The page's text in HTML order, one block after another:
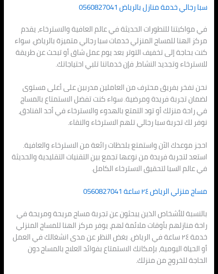
سبا رجالي خدمة منازل بالرياض 0560827041
في مواكبتنا للتطورات الحديثة في عالم العافية والاسترخاء، يقدم
مركز الهنا للمساج المنزلي خدمات سبا رجالي متميزة بالرياض. سواء
كنت بحاجة إلى تخفيف التوتر بعد يوم عمل شاق أو تبحث عن طريقة
للاسترخاء وتجديد النشاط، فإن خدماتنا تلبي احتياجاتك.
نحن نفخر بفريق محترف من العاملين مدربين على أعلى مستوى
لضمان تجربة فريدة ومرضية. سواء كنت تفضل الاستمتاع بالمساج
في راحة منزلك أو تود التمتع بالهدوء والاسترخاء في أحد الفنادق،
نوفر لك تجربة سبا رجالي تلهم الاسترخاء والنقاء.
احجز موعدك الآن واستمتع بلحظات رائعة من الاسترخاء والعافية.
استعد لتجربة فريدة من نوعها تجمع بين التقنيات التقليدية والحديثة
في عالم السبا لتحقيق الاسترخاء الكامل.
مساج منزلي الرياض ٢٤ ساعة 0560827041
بالنسبة للأشخاص الذين يبحثون عن تجربة مساج مريحة ومريحة في
راحة منازلهم بأوقات ملائمة لهم، يوفر مركز الهنا للمساج المنزلي
خدمة ٢٤ ساعة في الرياض. بغض النظر عن مدى انشغالك في العمل
أو الحياة اليومية، بإمكانك الاستمتاع بفوائد العلاج بالمساج دون
الحاجة للخروج من منزلك.